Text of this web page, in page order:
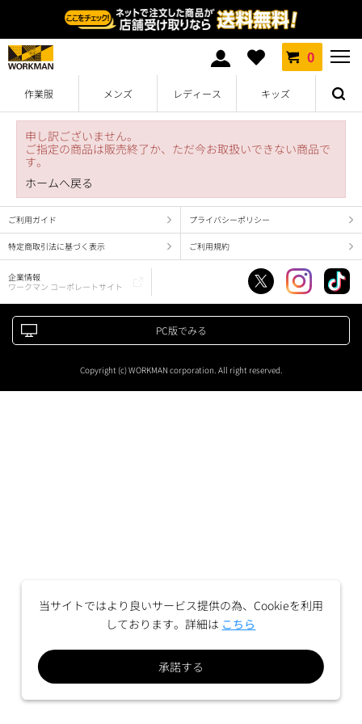
0
作業服 メンズ レディース キッズ
申し訳ございません。
ご指定の商品は販売終了か、ただ今お取扱いできない商品で
す。
ホームへ戻る
ご利用ガイド プライバシーポリシー
特定商取引法に基づく表示 ご利用規約
企業情報
ワークマン コーポレートサイト
PC版でみる
Copyright (c) WORKMAN corporation. All right reserved.
当サイトではより良いサービス提供の為、Cookieを利用
しております。詳細は こちら
承諾する